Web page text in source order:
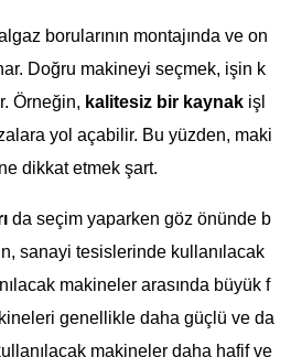
borularının montajında ve on
Doğru makineyi seçmek, işin k
Örneğin, kalitesiz bir kaynak işl
yol açabilir. Bu yüzden, maki
dikkat etmek şart.
da seçim yaparken göz önünde b
sanayi tesislerinde kullanılacak
makineler arasında büyük f
genellikle daha güçlü ve da
makineler daha hafif ve